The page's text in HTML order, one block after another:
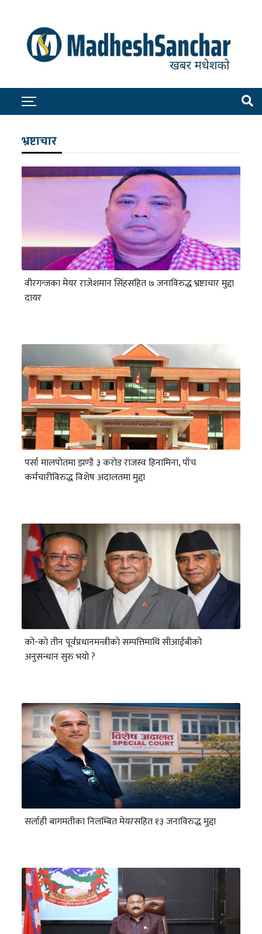
भ्रष्टाचार
वीरगन्जका मेयर राजेशमान सिंहसहित ७ जनाविरुद्ध भ्रष्टाचार मुद्दा
दायर
पर्सा मालपोतमा झण्डै ३ करोड राजस्व हिनामिना, पाँच
कर्मचारीविरुद्ध विशेष अदालतमा मुद्दा
को-को तीन पूर्वप्रधानमन्त्रीको सम्पत्तिमाथि सीआईबीको
अनुसन्धान सुरु भयो ?
सर्लाही बागमतीका निलम्बित मेयरसहित १३ जनाविरुद्ध मुद्दा